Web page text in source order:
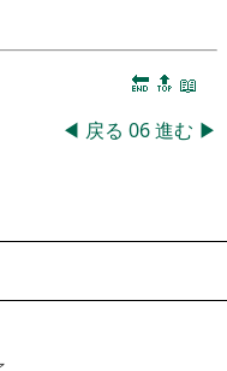
🔚 🔝 📖
◀ 戻る 06進む ▶